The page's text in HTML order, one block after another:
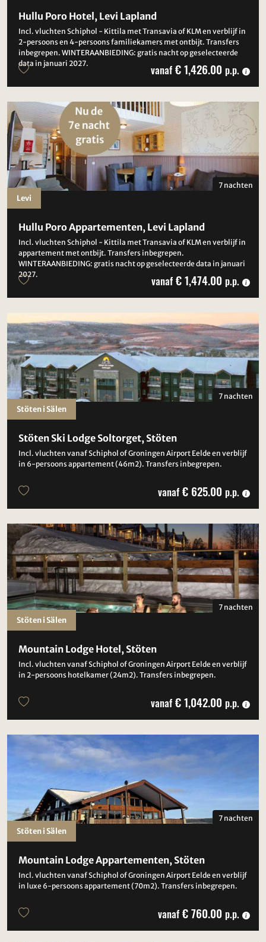
Hullu Poro Hotel, Levi Lapland
Incl. vluchten Schiphol - Kittila met Transavia of KLM en verblijf in
2-persoons en 4-persoons familiekamers met ontbijt. Transfers
inbegrepen. WINTERAANBIEDING: gratis nacht op geselecteerde
data in januari 2027.
vanaf € 1,426.00 p.p.
Hullu Poro Appartementen, Levi Lapland
Incl. vluchten Schiphol - Kittila met Transavia of KLM en verblijf in
appartement met ontbijt. Transfers inbegrepen.
WINTERAANBIEDING: gratis nacht op geselecteerde data in januari
2027.
7 nachten
vanaf € 1,474.00 p.p.
Levi
Stöten Ski Lodge Soltorget, Stöten
Incl. vluchten vanaf Schiphol of Groningen Airport Eelde en verblijf
in 6-persoons appartement (46m2). Transfers inbegrepen.
7 nachten
vanaf € 625.00 p.p.
Stöten i Sälen
Mountain Lodge Hotel, Stöten
Incl. vluchten vanaf Schiphol of Groningen Airport Eelde en verblijf
in 2-persoons hotelkamer (24m2). Transfers inbegrepen.
7 nachten
vanaf € 1,042.00 p.p.
Stöten i Sälen
Mountain Lodge Appartementen, Stöten
Incl. vluchten vanaf Schiphol of Groningen Airport Eelde en verblijf
in luxe 6-persoons appartement (70m2). Transfers inbegrepen.
7 nachten
vanaf € 760.00 p.p.
Stöten i Sälen